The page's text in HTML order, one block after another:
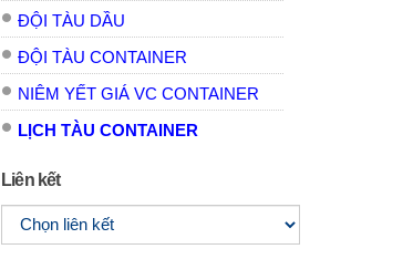
ĐỘI TÀU DẦU
ĐỘI TÀU CONTAINER
NIÊM YẾT GIÁ VC CONTAINER
LỊCH TÀU CONTAINER
Liên kết